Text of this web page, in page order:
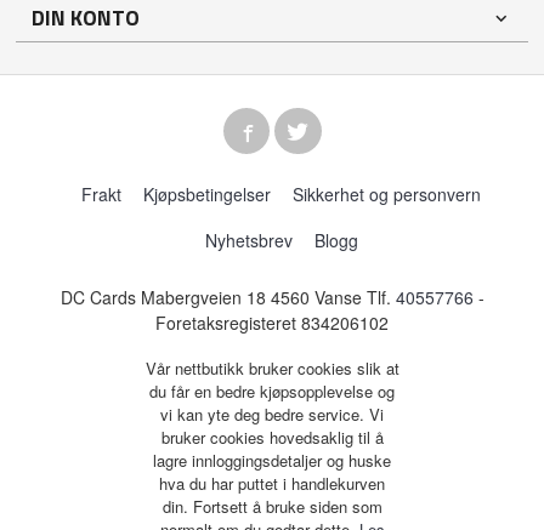
DIN KONTO
Frakt Kjøpsbetingelser
Sikkerhet og personvern
Nyhetsbrev
Blogg
DC Cards Mabergveien 18 4560 Vanse Tlf. 40557766 -
Foretaksregisteret 834206102
Vår nettbutikk bruker cookies slik at
du får en bedre kjøpsopplevelse og
vi kan yte deg bedre service. Vi
bruker cookies hovedsaklig til å
lagre innloggingsdetaljer og huske
hva du har puttet i handlekurven
din. Fortsett å bruke siden som